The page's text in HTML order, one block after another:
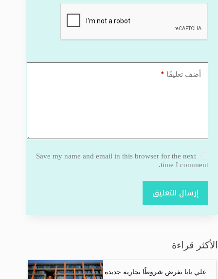
أضف تعليقًا *
Save my name and email in this browser for the next
time I comment.
إرسال التعليق
الأكثر قراءة
علي بابا تفرض شروطًا تجارية جديدة